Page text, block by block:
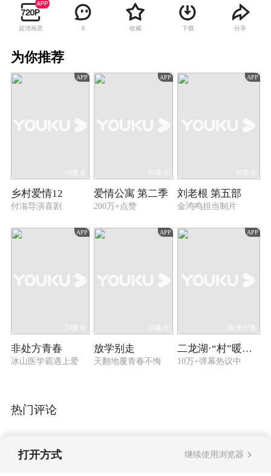
爸爸、妈妈万分着急，想了各种办法为步平凡治
病，都没有效果。步平凡的同学在万般无奈的情
况下，向快乐星球发出了求救信号。 摆脱了黑
王朝的时空穿梭机。老顽童爷爷收到步平凡爸爸
超清画质 8 收藏 下载 分享
为你推荐
APP
60集全
乡村爱情12
付滃导演喜剧
APP
20集全
爱情公寓 第二季
200万+点赞
APP
40集全
刘老根 第五部
金鸿鸣担当制片
APP
24集全
非处方青春
冰山医学霸遇上爱
APP
24集全
放学别走
天翻地覆青春不悔
APP
限免17集
二龙湖·“村”暖花开3
10万+弹幕热议中
热门评论
打开方式 继续使用浏览器